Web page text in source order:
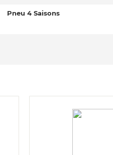
Pneu 4 Saisons